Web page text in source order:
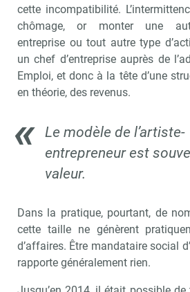
cette incompatibilité.
chômage, or monter une
entreprise ou tout autre type
un chef d’entreprise auprès de
Emploi, et donc à la tête d’une
en théorie, des revenus.
Le modèle de l’artiste-
entrepreneur est
valeur.
Dans la pratique, pourtant, de
cette taille ne génèrent
d’affaires. Être mandataire social
rapporte généralement rien.